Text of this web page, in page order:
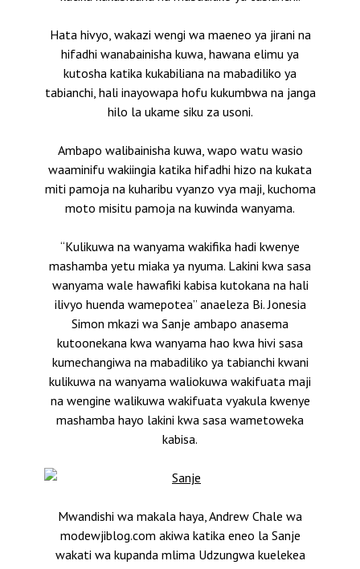
Hata hivyo, wakazi wengi wa maeneo ya jirani na
hifadhi wanabainisha kuwa, hawana elimu ya
kutosha katika kukabiliana na mabadiliko ya
tabianchi, hali inayowapa hofu kukumbwa na janga
hilo la ukame siku za usoni.
Ambapo walibainisha kuwa, wapo watu wasio
waaminifu wakiingia katika hifadhi hizo na kukata
miti pamoja na kuharibu vyanzo vya maji, kuchoma
moto misitu pamoja na kuwinda wanyama.
“Kulikuwa na wanyama wakifika hadi kwenye
mashamba yetu miaka ya nyuma. Lakini kwa sasa
wanyama wale hawafiki kabisa kutokana na hali
ilivyo huenda wamepotea” anaeleza Bi. Jonesia
Simon mkazi wa Sanje ambapo anasema
kutoonekana kwa wanyama hao kwa hivi sasa
kumechangiwa na mabadiliko ya tabianchi kwani
kulikuwa na wanyama waliokuwa wakifuata maji
na wengine walikuwa wakifuata vyakula kwenye
mashamba hayo lakini kwa sasa wametoweka
kabisa.
Mwandishi wa makala haya, Andrew Chale wa
modewjiblog.com akiwa katika eneo la Sanje
wakati wa kupanda mlima Udzungwa kuelekea